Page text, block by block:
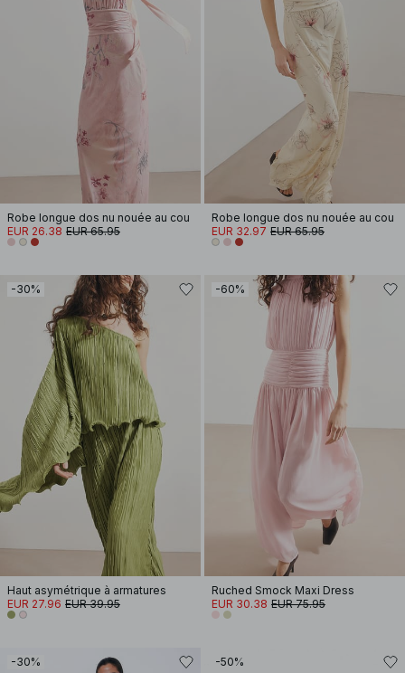
Robe longue dos nu nouée au cou
EUR 26.38 EUR 65.95
Robe longue dos nu nouée au cou
EUR 32.97 EUR 65.95
-30%
Haut asymétrique à armatures
EUR 27.96 EUR 39.95
-60%
Ruched Smock Maxi Dress
EUR 30.38 EUR 75.95
-30% -50%